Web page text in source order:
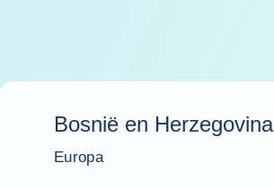
Bosnië en Herzegovina
Europa